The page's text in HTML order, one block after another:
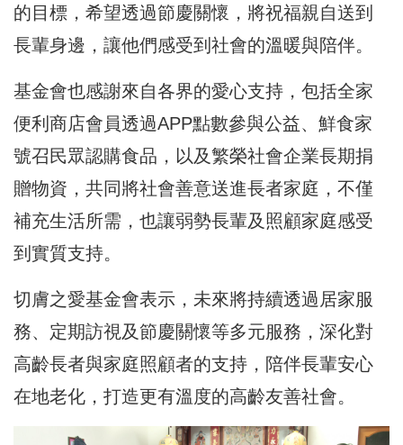
的目標，希望透過節慶關懷，將祝福親自送到
長輩身邊，讓他們感受到社會的溫暖與陪伴。
基金會也感謝來自各界的愛心支持，包括全家
便利商店會員透過APP點數參與公益、鮮食家
號召民眾認購食品，以及繁榮社會企業長期捐
贈物資，共同將社會善意送進長者家庭，不僅
補充生活所需，也讓弱勢長輩及照顧家庭感受
到實質支持。
切膚之愛基金會表示，未來將持續透過居家服
務、定期訪視及節慶關懷等多元服務，深化對
高齡長者與家庭照顧者的支持，陪伴長輩安心
在地老化，打造更有溫度的高齡友善社會。